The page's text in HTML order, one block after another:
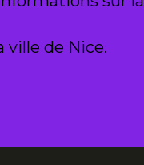
ville de Nice.